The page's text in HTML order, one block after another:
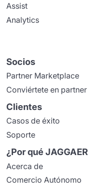
Assist
Analytics
Socios
Partner Marketplace
Conviértete en partner
Clientes
Casos de éxito
Soporte
¿Por qué JAGGAER
Acerca de
Comercio Autónomo